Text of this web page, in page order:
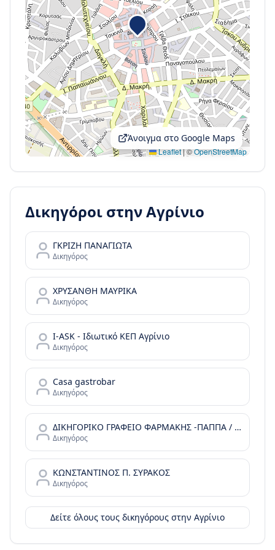
Leaflet|©OpenStreetMap
Άνοιγμα στο Google Maps
Δικηγόροι στηνΑγρίνιο
ΓΚΡΙΖΗ ΠΑΝΑΓΙΩΤΑ
Δικηγόρος
ΧΡΥΣΑΝΘΗ ΜΑΥΡΙΚΑ
Δικηγόρος
I-ASK - Ιδιωτικό ΚΕΠ Αγρίνιο
Δικηγόρος
Casa gastrobar
Δικηγόρος
ΔΙΚΗΓΟΡΙΚΟ ΓΡΑΦΕΙΟ ΦΑΡΜΑΚΗΣ -ΠΑΠΠΑ / FARMAKIS & PAPPA LAW OFFICE
Δικηγόρος
ΚΩΝΣΤΑΝΤΙΝΟΣ Π. ΣΥΡΑΚΟΣ
Δικηγόρος
Δείτε όλους τους δικηγόρους στην Αγρίνιο